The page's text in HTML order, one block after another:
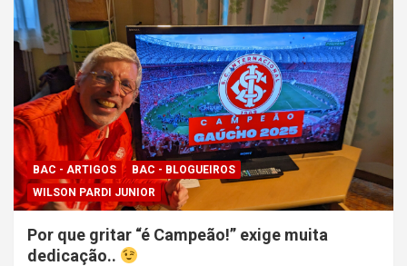
BAC - ARTIGOS
BAC - BLOGUEIROS
WILSON PARDI JUNIOR
Por que gritar “é Campeão!” exige muita
dedicação..